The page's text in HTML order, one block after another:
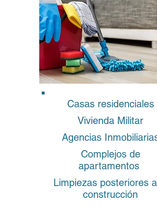
Casas residenciales
Vivienda Militar
Agencias Inmobiliarias
Complejos de
apartamentos
Limpiezas posteriores a
construcción